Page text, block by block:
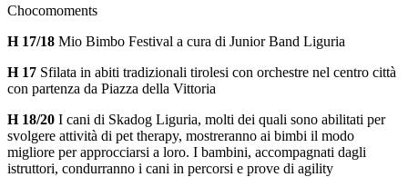
Chocomoments
H 17/18 Mio Bimbo Festival a cura di Junior Band Liguria
H 17 Sfilata in abiti tradizionali tirolesi con orchestre nel centro città
con partenza da Piazza della Vittoria
H 18/20 I cani di Skadog Liguria, molti dei quali sono abilitati per
svolgere attività di pet therapy, mostreranno ai bimbi il modo
migliore per approcciarsi a loro. I bambini, accompagnati dagli
istruttori, condurranno i cani in percorsi e prove di agility